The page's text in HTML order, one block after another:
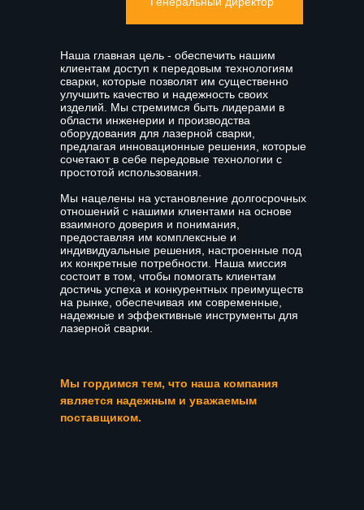
Наша главная цель - обеспечить нашим
клиентам доступ к передовым технологиям
сварки, которые позволят им существенно
улучшить качество и надежность своих
изделий. Мы стремимся быть лидерами в
области инженерии и производства
оборудования для лазерной сварки,
предлагая инновационные решения, которые
сочетают в себе передовые технологии с
простотой использования.
Мы нацелены на установление долгосрочных
отношений с нашими клиентами на основе
взаимного доверия и понимания,
предоставляя им комплексные и
индивидуальные решения, настроенные под
их конкретные потребности. Наша миссия
состоит в том, чтобы помогать клиентам
достичь успеха и конкурентных преимуществ
на рынке, обеспечивая им современные,
надежные и эффективные инструменты для
лазерной сварки.
Мы гордимся тем, что наша компания
является надежным и уважаемым
поставщиком.